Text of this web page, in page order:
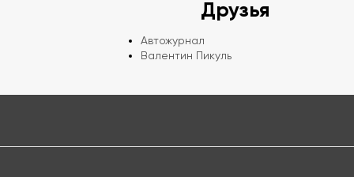
Друзья
Автожурнал
Валентин Пикуль